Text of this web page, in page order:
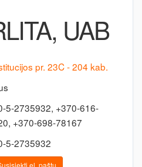
UAB
pr. 23C - 204 kab.
5-2735932, +370-616-
+370-698-78167
5-2735932
el. paštu